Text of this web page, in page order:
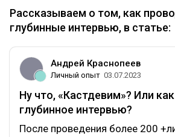
Рассказываем о том, как
глубинные интервью, в статье:
Андрей Краснопеев
Личный опыт 03.07.2023
Ну что, «Кастдевим»? Или
глубинное интервью?
После проведения более 200